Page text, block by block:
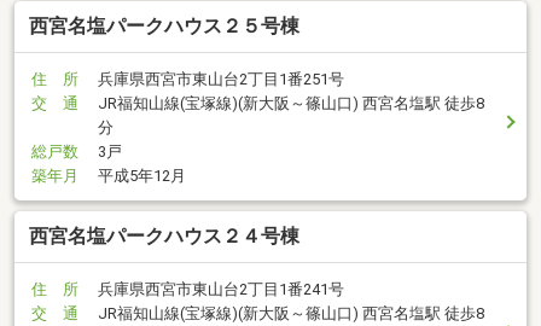
西宮名塩パークハウス２５号棟
住 所
兵庫県西宮市東山台2丁目1番251号
交 通
JR福知山線(宝塚線)(新大阪～篠山口) 西宮名塩駅 徒歩8
分
総戸数
3戸
築年月
平成5年12月
西宮名塩パークハウス２４号棟
住 所
兵庫県西宮市東山台2丁目1番241号
交 通
JR福知山線(宝塚線)(新大阪～篠山口) 西宮名塩駅 徒歩8